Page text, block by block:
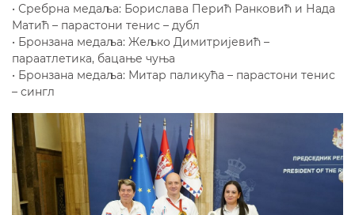
• Сребрна медаља: Борислава Перић Ранковић и Нада
Матић – парастони тенис – дубл
• Бронзана медаља: Жељко Димитријевић –
параатлетика, бацање чуња
• Бронзана медаља: Митар паликућа – парастони тенис
– сингл